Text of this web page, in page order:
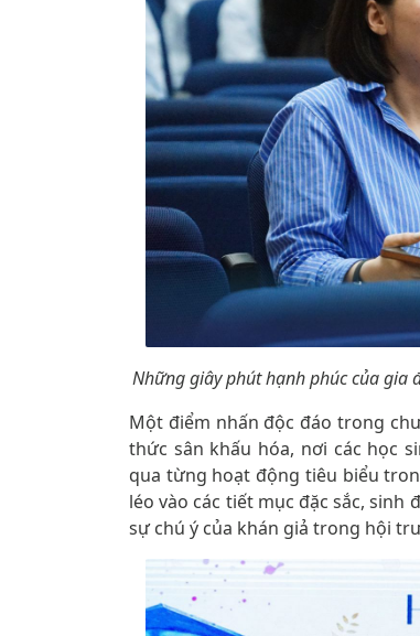
Những giây phút hạnh phúc của gia
Một điểm nhấn độc đáo trong
thức sân khấu hóa, nơi các học
qua từng hoạt động tiêu biểu
léo vào các tiết mục đặc sắc,
sự chú ý của khán giả trong hội